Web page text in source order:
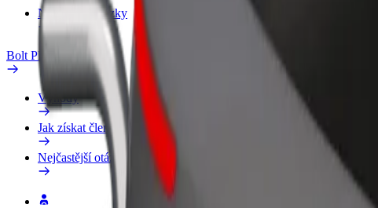
Nejčastější otázky
Bolt Plus
Výhody
Jak získat členství
Nejčastější otázky